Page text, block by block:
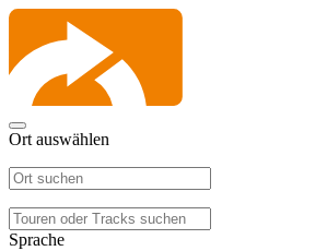
Ort auswählen
Sprache